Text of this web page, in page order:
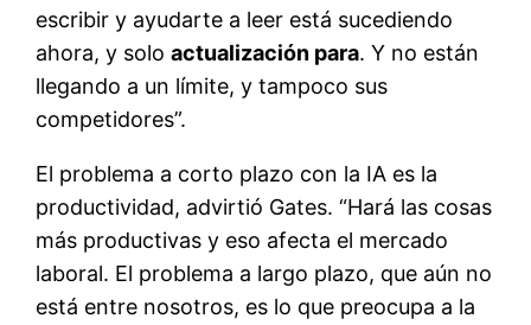
escribir y ayudarte a leer está sucediendo
ahora, y soloactualización para. Y no están
llegando a un límite, y tampoco sus
competidores”.
El problema a corto plazo con la IA es la
productividad, advirtió Gates. “Hará las cosas
más productivas y eso afecta el mercado
laboral. El problema a largo plazo, que aún no
está entre nosotros, es lo que preocupa a la